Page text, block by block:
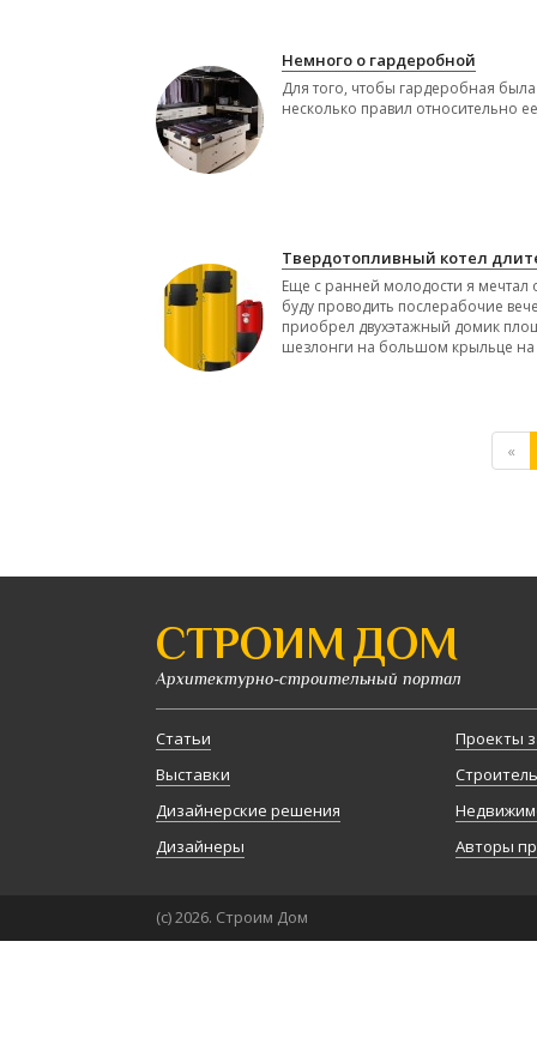
Немного о гардеробной
Для того, чтобы гардеробная
несколько правил относительно
Твердотопливный котел
Еще с ранней молодости я мечтал
буду проводить послерабочие
приобрел двухэтажный домик
шезлонги на большом крыльце на
«
СТРОИМ ДОМ
Архитектурно-строительный портал
Статьи
Выставки
Дизайнерские решения
Дизайнеры
Проекты
Авторы
(с) 2026. Строим Дом